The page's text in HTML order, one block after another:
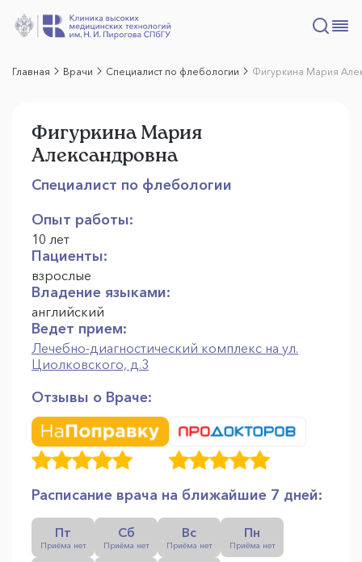
Главная Врачи Специалист по флебологии Фигуркина Мария
Фигуркина Мария
Александровна
Специалист по флебологии
Опыт работы:
10 лет
Пациенты:
взрослые
Владение языками:
английский
Ведет прием:
Лечебно-диагностический комплекс на ул.
Циолковского, д.3
Отзывы о Враче:
Расписание врача на ближайшие 7 дней:
Пт
Приёма нет
Сб
Приёма нет
Вс
Приёма нет
Пн
Приёма нет